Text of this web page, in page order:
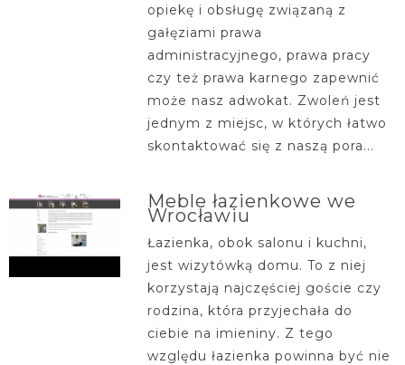
opiekę i obsługę związaną z
gałęziami prawa
administracyjnego, prawa pracy
czy też prawa karnego zapewnić
może nasz adwokat. Zwoleń jest
jednym z miejsc, w których łatwo
skontaktować się z naszą pora...
Meble łazienkowe we
Wrocławiu
Łazienka, obok salonu i kuchni,
jest wizytówką domu. To z niej
korzystają najczęściej goście czy
rodzina, która przyjechała do
ciebie na imieniny. Z tego
względu łazienka powinna być nie